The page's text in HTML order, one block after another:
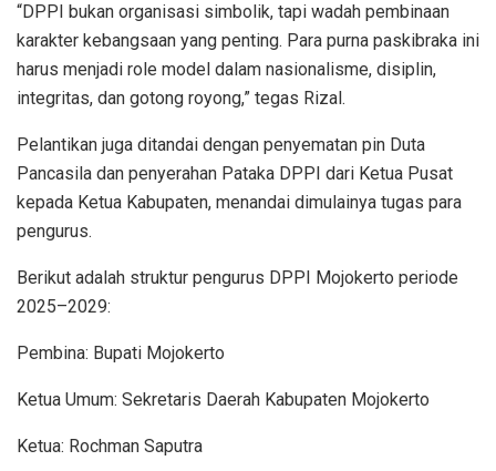
“DPPI bukan organisasi simbolik, tapi wadah pembinaan
karakter kebangsaan yang penting. Para purna paskibraka ini
harus menjadi role model dalam nasionalisme, disiplin,
integritas, dan gotong royong,” tegas Rizal.
Pelantikan juga ditandai dengan penyematan pin Duta
Pancasila dan penyerahan Pataka DPPI dari Ketua Pusat
kepada Ketua Kabupaten, menandai dimulainya tugas para
pengurus.
Berikut adalah struktur pengurus DPPI Mojokerto periode
2025–2029:
Pembina: Bupati Mojokerto
Ketua Umum: Sekretaris Daerah Kabupaten Mojokerto
Ketua: Rochman Saputra